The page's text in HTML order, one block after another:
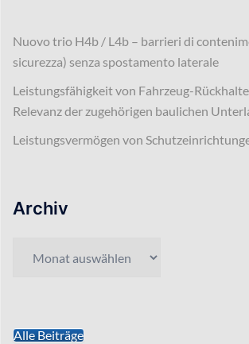
Nuovo trio H4b / L4b – barrieri di
sicurezza) senza spostamento laterale
Leistungsfähigkeit von Fahrzeug-
Relevanz der zugehörigen baulichen
Leistungsvermögen von
Archiv
Alle Beiträge